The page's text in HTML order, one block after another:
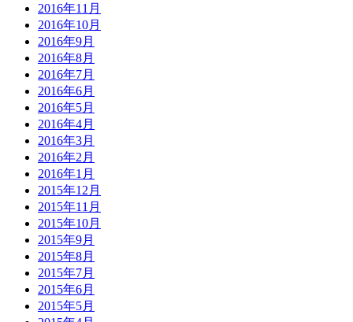
2016年11月
2016年10月
2016年9月
2016年8月
2016年7月
2016年6月
2016年5月
2016年4月
2016年3月
2016年2月
2016年1月
2015年12月
2015年11月
2015年10月
2015年9月
2015年8月
2015年7月
2015年6月
2015年5月